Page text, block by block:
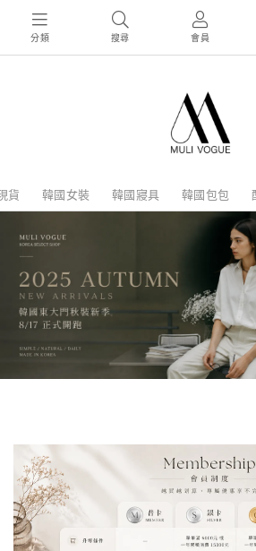
分類 搜尋 會員
貨 韓國女裝 韓國寢具 韓國包包